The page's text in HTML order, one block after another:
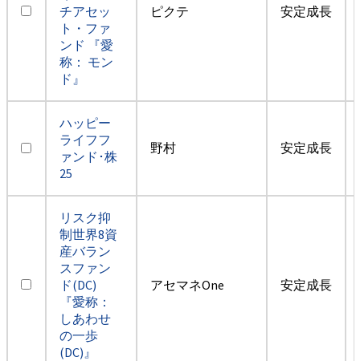
チアセッ
ト・ファ
ンド 『愛
称： モン
ド』
ピクテ 安定成長
ハッピー
ライフフ
ァンド･株
25
野村 安定成長
リスク抑
制世界8資
産バラン
スファン
ド(DC)
『愛称：
しあわせ
の一歩
(DC)』
アセマネOne 安定成長